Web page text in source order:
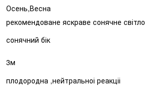
Осень,Весна
рекомендоване яскраве сонячне світло
сонячний бік
3м
плодородна ,нейтральноі реакціі